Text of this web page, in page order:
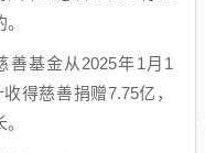
善基金从2025年1月1
得慈善捐赠7.75亿，